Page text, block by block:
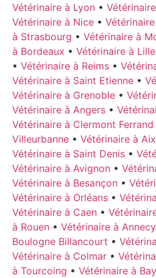
Vétérinaire à Lyon •
Vétérinaire à Nice •
à Strasbourg • Vétérinaire à
à Bordeaux • Vétérinaire à Lille
• Vétérinaire à Reims •
Vétérinaire à Saint Etienne •
Vétérinaire à Grenoble •
Vétérinaire à Angers •
Vétérinaire à Clermont Ferrand
Villeurbanne • Vétérinaire à
Vétérinaire à Saint Denis •
Vétérinaire à Avignon •
Vétérinaire à Besançon •
Vétérinaire à Orléans •
Vétérinaire à Caen •
à Rouen • Vétérinaire à Annecy
Boulogne Billancourt •
Vétérinaire à Colmar •
à Tourcoing • Vétérinaire à